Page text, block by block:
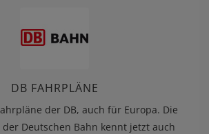
DB FAHRPLÄNE
der DB, auch für Europa. Die
der Deutschen Bahn kennt jetzt auch